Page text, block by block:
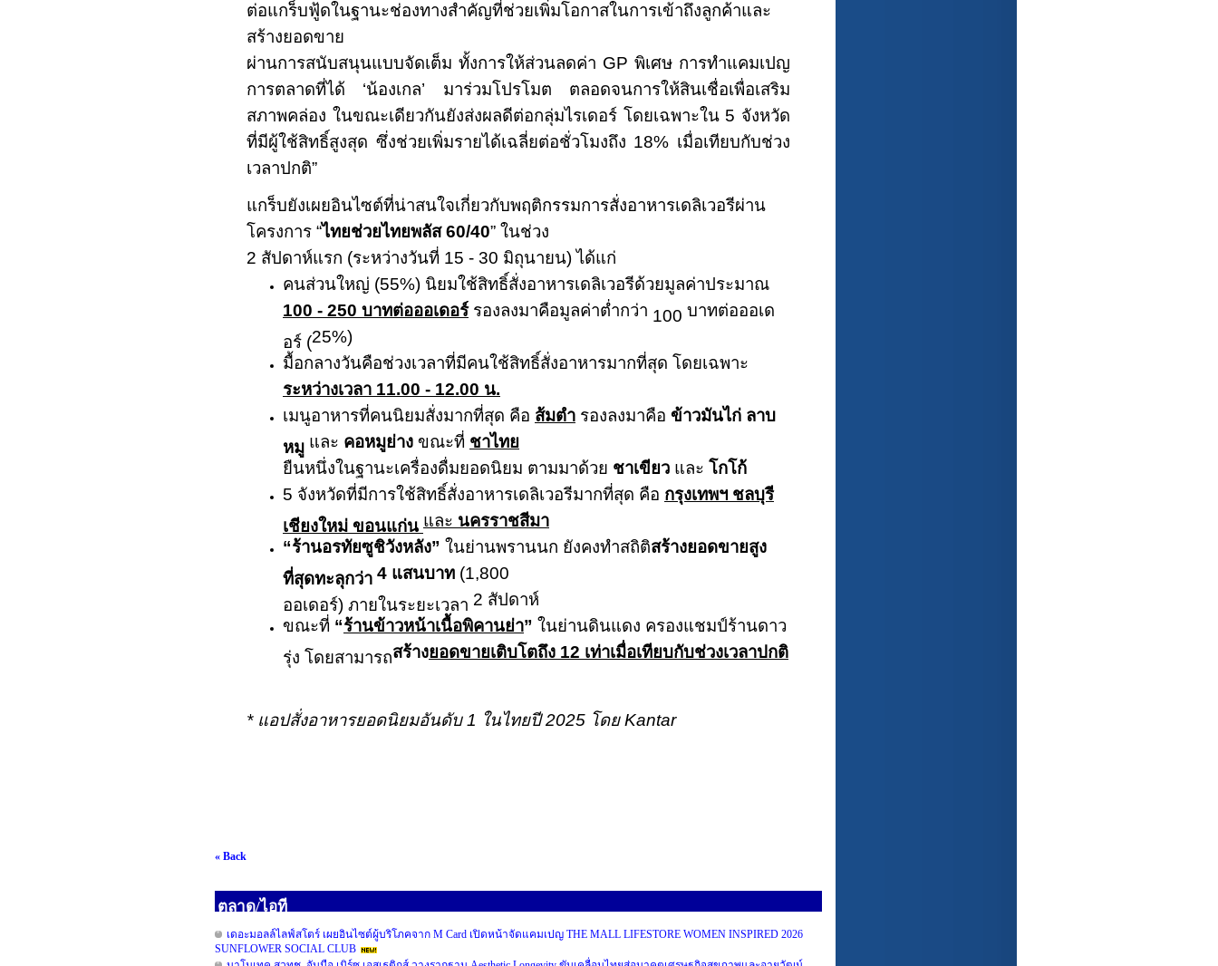
ต่อแกร็บฟู้ดในฐานะช่องทางสำคัญที่ช่วยเพิ่มโอกาสในการเข้าถึงลูกค้าและ
สร้างยอดขาย
ผ่านการสนับสนุนแบบจัดเต็ม ทั้งการให้ส่วนลดค่า GP พิเศษ การทำแคมเปญ
การตลาดที่ได้ ‘น้องเกล’ มาร่วมโปรโมต ตลอดจนการให้สินเชื่อเพื่อเสริม
สภาพคล่อง ในขณะเดียวกันยังส่งผลดีต่อกลุ่มไรเดอร์ โดยเฉพาะใน 5 จังหวัด
ที่มีผู้ใช้สิทธิ์สูงสุด ซึ่งช่วยเพิ่มรายได้เฉลี่ยต่อชั่วโมงถึง 18% เมื่อเทียบกับช่วง
เวลาปกติ”
แกร็บยังเผยอินไซต์ที่น่าสนใจเกี่ยวกับพฤติกรรมการสั่งอาหารเดลิเวอรีผ่าน
โครงการ “ไทยช่วยไทยพลัส60/40” ในช่วง
2 สัปดาห์แรก (ระหว่างวันที่ 15 - 30 มิถุนายน) ได้แก่
คนส่วนใหญ่ (55%) นิยมใช้สิทธิ์สั่งอาหารเดลิเวอรีด้วยมูลค่าประมาณ
100 - 250 บาทต่อออเดอร์รองลงมาคือมูลค่าต่ำกว่า 100 บาทต่อออเด
อร์ (25%)
มื้อกลางวันคือช่วงเวลาที่มีคนใช้สิทธิ์สั่งอาหารมากที่สุด โดยเฉพาะ
ระหว่างเวลา 11.00 - 12.00 น.
เมนูอาหารที่คนนิยมสั่งมากที่สุด คือ ส้มตำ รองลงมาคือ ข้าวมันไก่ ลาบ
หมู และ คอหมูย่าง ขณะที่ ชาไทย
ยืนหนึ่งในฐานะเครื่องดื่มยอดนิยม ตามมาด้วย ชาเขียว และ โกโก้
5 จังหวัดที่มีการใช้สิทธิ์สั่งอาหารเดลิเวอรีมากที่สุด คือ กรุงเทพฯ ชลบุรี
เชียงใหม่ ขอนแก่น และ นครราชสีมา
“ร้านอรทัยซูชิวังหลัง” ในย่านพรานนก ยังคงทำสถิติสร้างยอดขายสูง
ที่สุดทะลุกว่า 4 แสนบาท (1,800
ออเดอร์) ภายในระยะเวลา 2 สัปดาห์
ขณะที่ “ร้านข้าวหน้าเนื้อพิคานย่า” ในย่านดินแดง ครองแชมป์ร้านดาว
รุ่ง โดยสามารถสร้างยอดขายเติบโตถึง 12 เท่าเมื่อเทียบกับช่วงเวลาปกติ
* แอปสั่งอาหารยอดนิยมอันดับ1 ในไทยปี2025 โดยKantar
« Back
ตลาด/ไอที
เดอะมอลล์ไลฟ์สโตร์ เผยอินไซต์ผู้บริโภคจาก M Card เปิดหน้าจัดแคมเปญ THE MALL LIFESTORE WOMEN INSPIRED 2026
SUNFLOWER SOCIAL CLUB